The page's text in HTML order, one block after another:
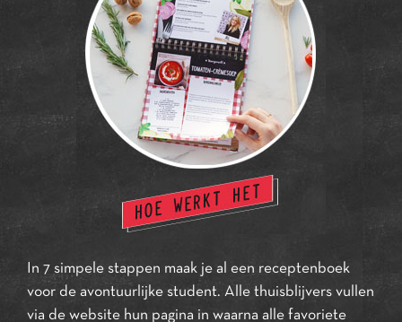
In 7 simpele stappen maak je al een receptenboek
voor de avontuurlijke student. Alle thuisblijvers vullen
via de website hun pagina in waarna alle favoriete